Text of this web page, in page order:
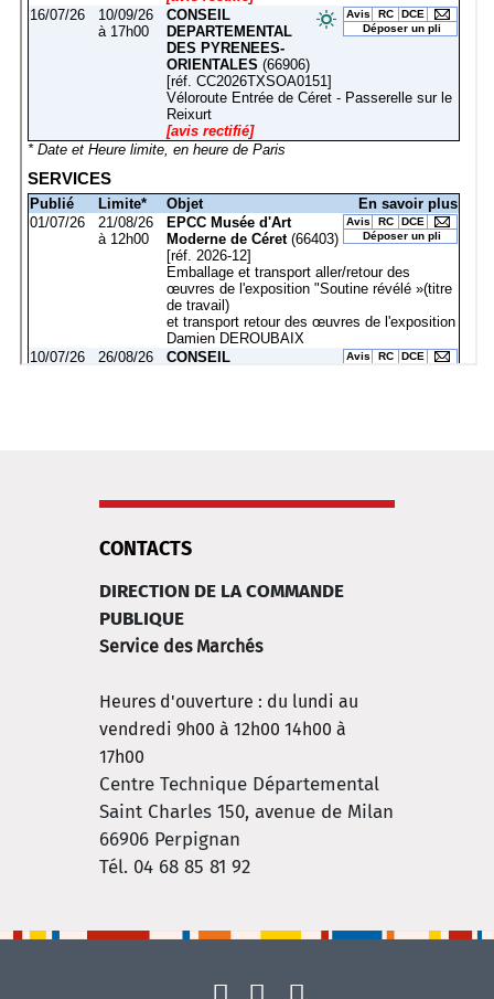
CONTACTS
DIRECTION DE LA COMMANDE
PUBLIQUE
Service des Marchés
Heures d'ouverture : du lundi au
vendredi 9h00 à 12h00 14h00 à
17h00
Centre Technique Départemental
Saint Charles 150, avenue de Milan
66906 Perpignan
Tél. 04 68 85 81 92